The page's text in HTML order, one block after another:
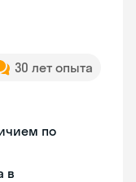
30 лет опыта
по
в